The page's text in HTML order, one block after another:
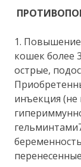
1.
кошек более
острые,
инъекция (не